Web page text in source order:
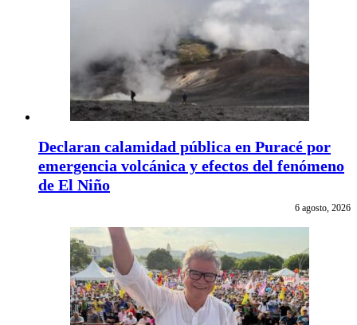
Declaran calamidad pública en Puracé por
emergencia volcánica y efectos del fenómeno
de El Niño
6 agosto, 2026